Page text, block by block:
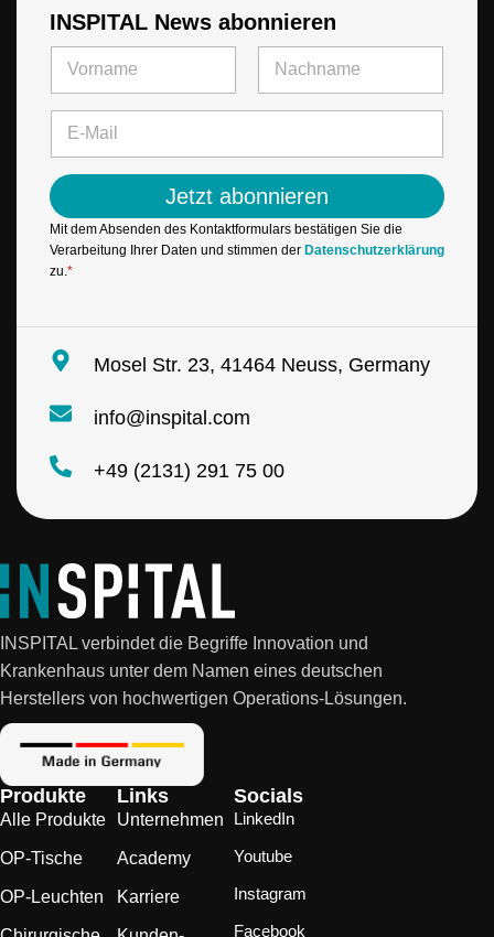
INSPITAL News abonnieren
m
M
a
i
l
*
Jetzt abonnieren
Mit dem Absenden des Kontaktformulars bestätigen Sie die
Verarbeitung Ihrer Daten und stimmen der Datenschutzerklärung
zu.*
Mosel Str. 23, 41464 Neuss, Germany
info@inspital.com
+49 (2131) 291 75 00
INSPITAL verbindet die Begriffe Innovation und
Krankenhaus unter dem Namen eines deutschen
Herstellers von hochwertigen Operations-Lösungen.
Produkte
Alle Produkte
OP-Tische
OP-Leuchten
Links
Unternehmen
Academy
Karriere
Socials
LinkedIn
Youtube
Instagram
Facebook